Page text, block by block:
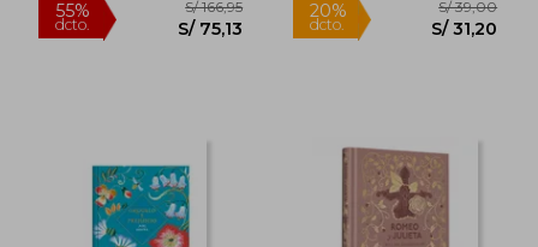
55% S/ 136,27 28% S/